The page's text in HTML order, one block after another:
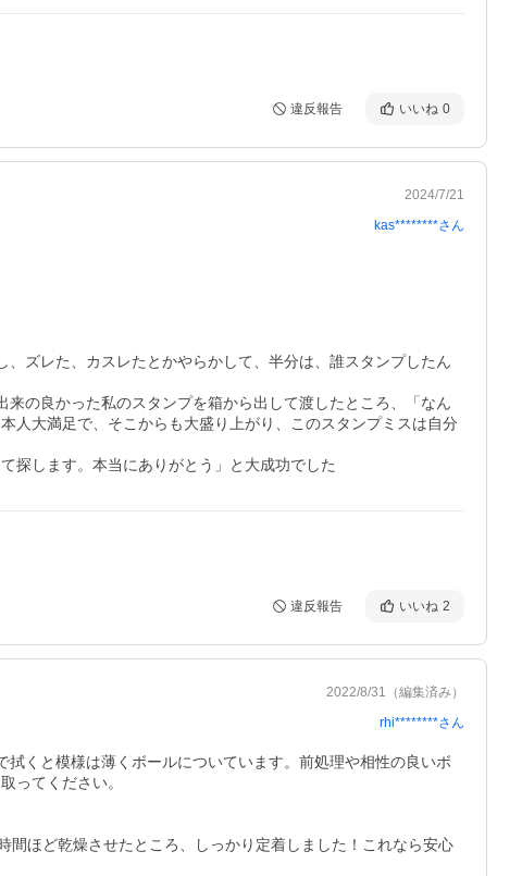
違反報告 いいね 0
2024/7/21
kas********さん
ズレた、カスレたとかやらかして、半分は、誰スタンプしたん
の良かった私のスタンプを箱から出して渡したところ、「なん
人大満足で、そこからも大盛り上がり、このスタンプミスは自分
探します。本当にありがとう」と大成功でした
違反報告 いいね 2
2022/8/31 （編集済み）
rhi********さん
くと模様は薄くボールについています。前処理や相性の良いボ
ってください。
ほど乾燥させたところ、しっかり定着しました！これなら安心